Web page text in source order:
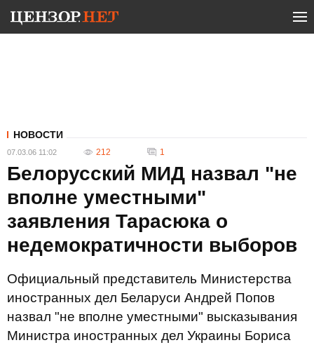
НОВОСТИ
07.03.06 11:02 212 1
Белорусский МИД назвал "не
вполне уместными"
заявления Тарасюка о
недемократичности выборов
Официальный представитель Министерства
иностранных дел Беларуси Андрей Попов
назвал "не вполне уместными" высказывания
Министра иностранных дел Украины Бориса